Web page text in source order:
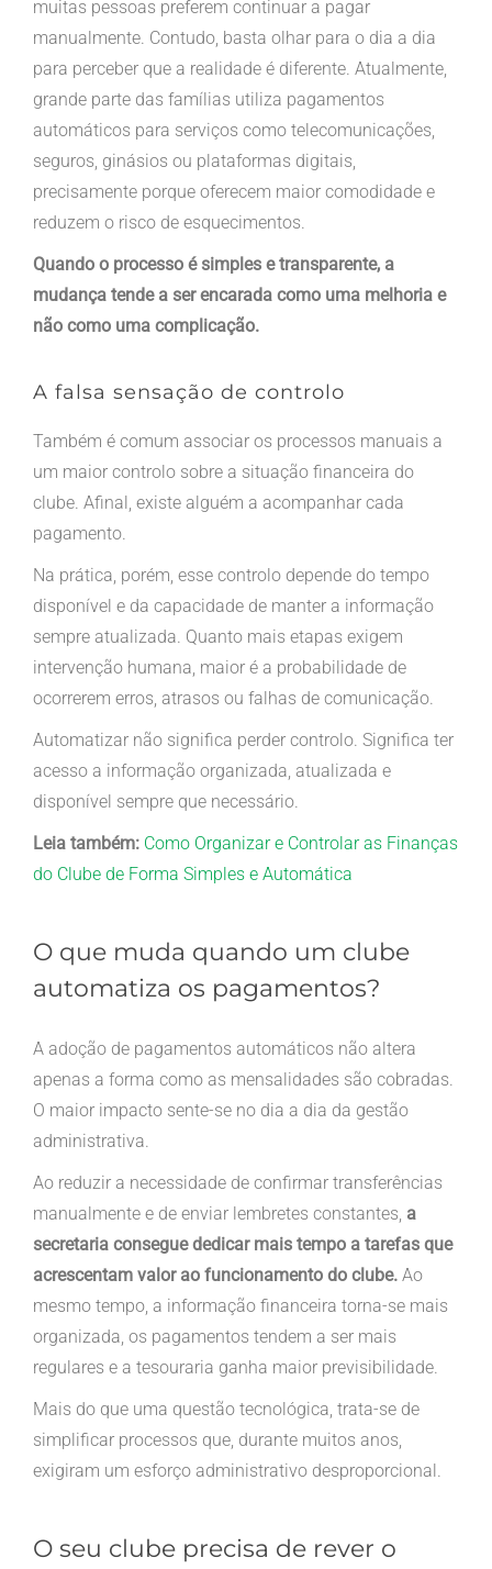
muitas pessoas preferem continuar a pagar
manualmente. Contudo, basta olhar para o dia a dia
para perceber que a realidade é diferente. Atualmente,
grande parte das famílias utiliza pagamentos
automáticos para serviços como telecomunicações,
seguros, ginásios ou plataformas digitais,
precisamente porque oferecem maior comodidade e
reduzem o risco de esquecimentos.
Quando o processo é simples e transparente, a
mudança tende a ser encarada como uma melhoria e
não como uma complicação.
A falsa sensação de controlo
Também é comum associar os processos manuais a
um maior controlo sobre a situação financeira do
clube. Afinal, existe alguém a acompanhar cada
pagamento.
Na prática, porém, esse controlo depende do tempo
disponível e da capacidade de manter a informação
sempre atualizada. Quanto mais etapas exigem
intervenção humana, maior é a probabilidade de
ocorrerem erros, atrasos ou falhas de comunicação.
Automatizar não significa perder controlo. Significa ter
acesso a informação organizada, atualizada e
disponível sempre que necessário.
Leia também: Como Organizar e Controlar as Finanças
do Clube de Forma Simples e Automática
O que muda quando um clube
automatiza os pagamentos?
A adoção de pagamentos automáticos não altera
apenas a forma como as mensalidades são cobradas.
O maior impacto sente-se no dia a dia da gestão
administrativa.
Ao reduzir a necessidade de confirmar transferências
manualmente e de enviar lembretes constantes, a
secretaria consegue dedicar mais tempo a tarefas que
acrescentam valor ao funcionamento do clube.Ao
mesmo tempo, a informação financeira torna-se mais
organizada, os pagamentos tendem a ser mais
regulares e a tesouraria ganha maior previsibilidade.
Mais do que uma questão tecnológica, trata-se de
simplificar processos que, durante muitos anos,
exigiram um esforço administrativo desproporcional.
O seu clube precisa de rever o